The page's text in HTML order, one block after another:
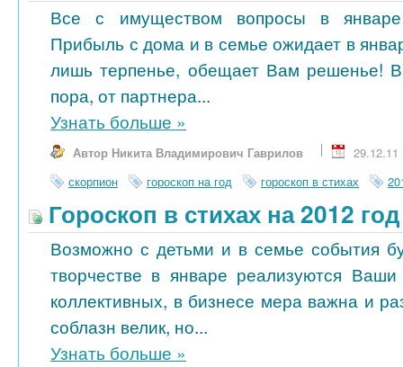
Все с имуществом вопросы в январе
Прибыль с дома и в семье ожидает в
лишь терпенье, обещает Вам решенье!
пора, от партнера...
Узнать больше »
Автор Никита Владимирович Гаврилов
29.12.11
скорпион
гороскоп на год гороскоп в стихах
Гороскоп в стихах на 2012
Возможно с детьми и в семье события
творчестве в январе реализуются
коллективных, в бизнесе мера важна и
соблазн велик, но...
Узнать больше »